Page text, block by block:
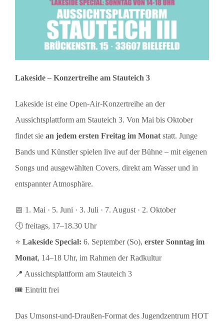
Lakeside – Konzertreihe am Stauteich 3
Lakeside ist eine Open-Air-Konzertreihe an der
Aussichtsplattform am Stauteich 3. Von Mai bis Oktober
findet sie an jedem ersten Freitag im Monatstatt. Junge
Bands und Künstler spielen live auf der Bühne – mit eigenen
Songs und ausgewählten Covers, direkt am Wasser und in
entspannter Atmosphäre.
📅 1. Mai · 5. Juni · 3. Juli · 7. August · 2. Oktober
🕔 freitags, 17–18.30 Uhr
⭐ Lakeside Special: 6. September (So), erster Sonntag im
Monat, 14–18 Uhr, im Rahmen der Radkultur
📍 Aussichtsplattform am Stauteich 3
🎟 Eintritt frei
Das Umsonst-und-Draußen-Format des Jugendzentrum HOT